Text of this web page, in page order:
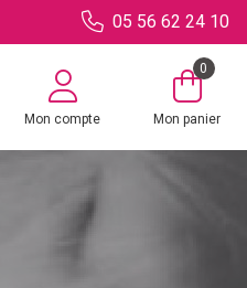
05 56 62 24 10
Mon compte
0
Mon panier